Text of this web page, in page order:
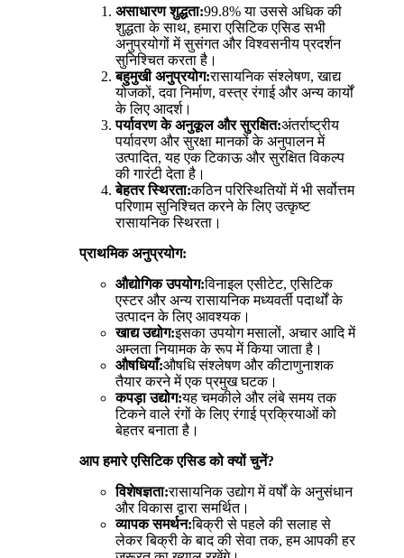
असाधारण शुद्धता:99.8% या उससे अधिक की
शुद्धता के साथ, हमारा एसिटिक एसिड सभी
अनुप्रयोगों में सुसंगत और विश्वसनीय प्रदर्शन
सुनिश्चित करता है।
बहुमुखी अनुप्रयोग:रासायनिक संश्लेषण, खाद्य
योजकों, दवा निर्माण, वस्त्र रंगाई और अन्य कार्यों
के लिए आदर्श।
पर्यावरण के अनुकूल और सुरक्षित:अंतर्राष्ट्रीय
पर्यावरण और सुरक्षा मानकों के अनुपालन में
उत्पादित, यह एक टिकाऊ और सुरक्षित विकल्प
की गारंटी देता है।
बेहतर स्थिरता:कठिन परिस्थितियों में भी सर्वोत्तम
परिणाम सुनिश्चित करने के लिए उत्कृष्ट
रासायनिक स्थिरता।
प्राथमिक अनुप्रयोग:
औद्योगिक उपयोग:विनाइल एसीटेट, एसिटिक
एस्टर और अन्य रासायनिक मध्यवर्ती पदार्थों के
उत्पादन के लिए आवश्यक।
खाद्य उद्योग:इसका उपयोग मसालों, अचार आदि में
अम्लता नियामक के रूप में किया जाता है।
औषधियाँ:औषधि संश्लेषण और कीटाणुनाशक
तैयार करने में एक प्रमुख घटक।
कपड़ा उद्योग:यह चमकीले और लंबे समय तक
टिकने वाले रंगों के लिए रंगाई प्रक्रियाओं को
बेहतर बनाता है।
आप हमारे एसिटिक एसिड को क्यों चुनें?
विशेषज्ञता:रासायनिक उद्योग में वर्षों के अनुसंधान
और विकास द्वारा समर्थित।
व्यापक समर्थन:बिक्री से पहले की सलाह से
लेकर बिक्री के बाद की सेवा तक, हम आपकी हर